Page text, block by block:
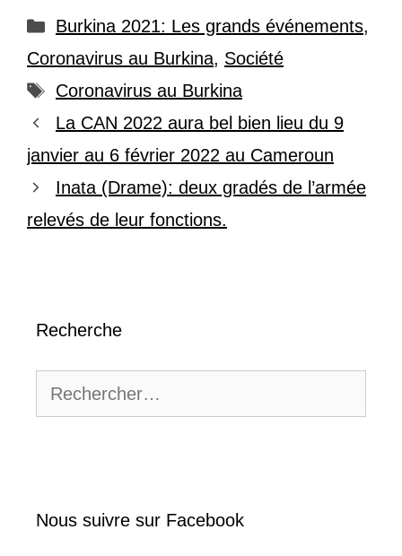
Catégories
Burkina 2021: Les grands événements,
Coronavirus au Burkina, Société
Étiquettes
Coronavirus au Burkina
La CAN 2022 aura bel bien lieu du 9
janvier au 6 février 2022 au Cameroun
Inata (Drame): deux gradés de l’armée
relevés de leur fonctions.
Recherche
Nous suivre sur Facebook